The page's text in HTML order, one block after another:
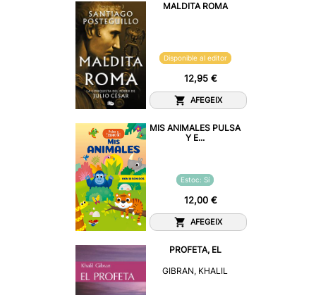
MALDITA ROMA
Disponible al editor
12,95 €
AFEGEIX
MIS ANIMALES PULSA
Y E...
Estoc: Sí
12,00 €
AFEGEIX
PROFETA, EL
GIBRAN, KHALIL